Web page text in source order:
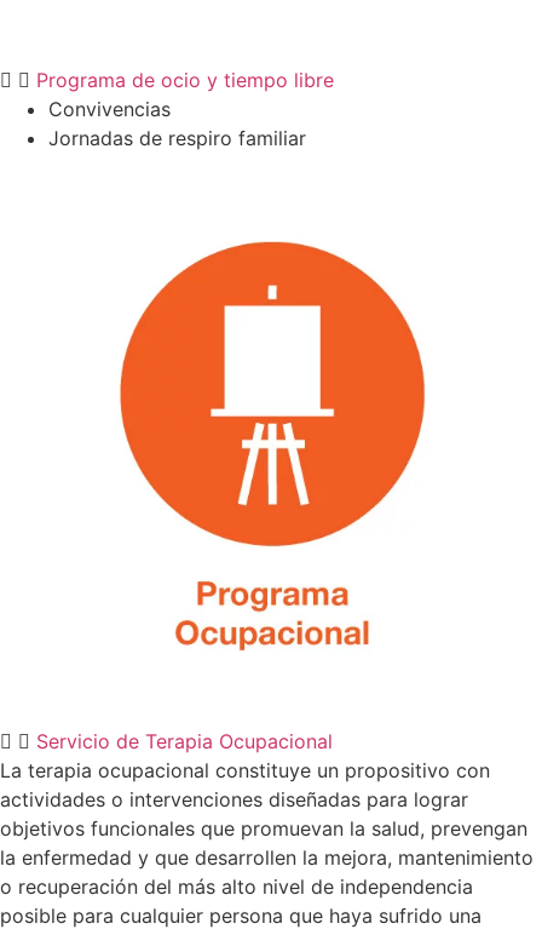
Programa de ocio y tiempo libre
Convivencias
Jornadas de respiro familiar
Servicio de Terapia Ocupacional
La terapia ocupacional constituye un propositivo con
actividades o intervenciones diseñadas para lograr
objetivos funcionales que promuevan la salud, prevengan
la enfermedad y que desarrollen la mejora, mantenimiento
o recuperación del más alto nivel de independencia
posible para cualquier persona que haya sufrido una